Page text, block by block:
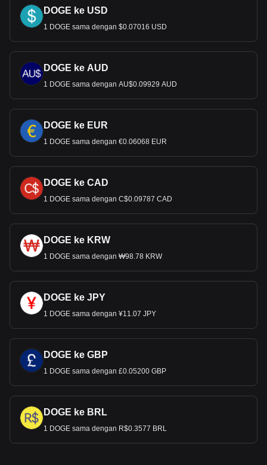
DOGE ke USD
1 DOGE sama dengan $0.07016 USD
DOGE ke AUD
1 DOGE sama dengan AU$0.09929 AUD
DOGE ke EUR
1 DOGE sama dengan €0.06068 EUR
DOGE ke CAD
1 DOGE sama dengan C$0.09787 CAD
DOGE ke KRW
1 DOGE sama dengan ₩98.78 KRW
DOGE ke JPY
1 DOGE sama dengan ¥11.07 JPY
DOGE ke GBP
1 DOGE sama dengan £0.05200 GBP
DOGE ke BRL
1 DOGE sama dengan R$0.3577 BRL